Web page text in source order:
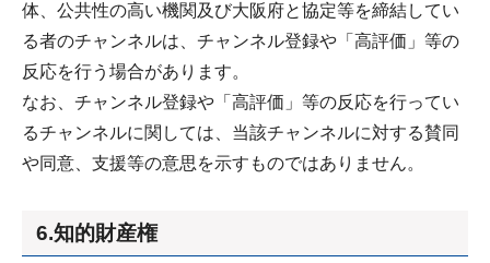
体、公共性の高い機関及び大阪府と協定等を締結してい
る者のチャンネルは、チャンネル登録や「高評価」等の
反応を行う場合があります。
なお、チャンネル登録や「高評価」等の反応を行ってい
るチャンネルに関しては、当該チャンネルに対する賛同
や同意、支援等の意思を示すものではありません。
6.知的財産権